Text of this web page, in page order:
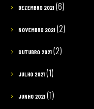
DEZEMBRO 2021(6)
NOVEMBRO 2021(2)
OUTUBRO 2021(2)
JULHO 2021(1)
JUNHO 2021(1)